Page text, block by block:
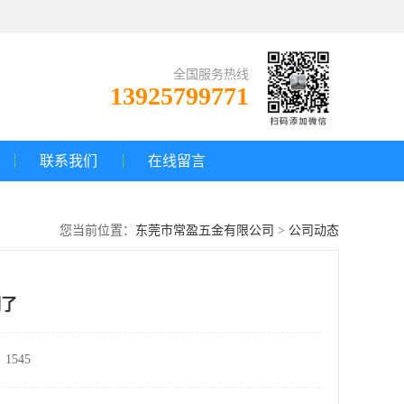
全国服务热线
13925799771
联系我们 在线留言
您当前位置： 东莞市常盈五金有限公司 > 公司动态
1545